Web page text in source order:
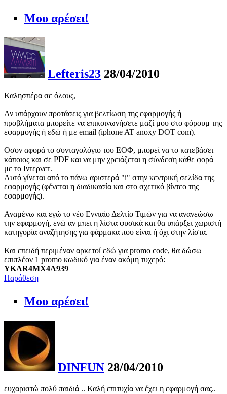
Μου αρέσει!
Lefteris23 28/04/2010
Καλησπέρα σε όλους,
Αν υπάρχουν προτάσεις για βελτίωση της εφαρμογής ή
προβλήματα μπορείτε να επικοινωνήσετε μαζί μου στο φόρουμ της
εφαρμογής ή εδώ ή με email (iphone AT anoxy DOT com).
Οσον αφορά το συνταγολόγιο του ΕΟΦ, μπορεί να το κατεβάσει
κάποιος και σε PDF και να μην χρειάζεται η σύνδεση κάθε φορά
με το Ιντερνετ.
Αυτό γίνεται από το πάνω αριστερά "i" στην κεντρική σελίδα της
εφαρμογής (φένεται η διαδικασία και στο σχετικό βίντεο της
εφαρμογής).
Αναμένω και εγώ το νέο Εννιαίο Δελτίο Τιμών για να ανανεώσω
την εφαρμογή, ενώ αν μπει η λίστα φυσικά και θα υπάρξει χωριστή
κατηγορία αναζήτησης για φάρμακα που είναι ή όχι στην λίστα.
Και επειδή περιμέναν αρκετοί εδώ για promo code, θα δώσω
επιπλέον 1 promo κωδικό για έναν ακόμη τυχερό:
YKAR4MX4A939
Παράθεση
Μου αρέσει!
DINFUN 28/04/2010
ευχαριστώ πολύ παιδιά .. Καλή επιτυχία να έχει η εφαρμογή σας..